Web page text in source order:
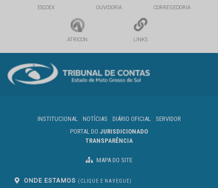
ESCOEX OUVIDORIA CORREGEDORIA
ATRICON LINKS
INSTITUCIONAL NOTÍCIAS DIÁRIO OFICIAL
SERVIDOR
PORTAL DO JURISDICIONADO
TRANSPARÊNCIA
MAPA DO SITE
ONDE ESTAMOS (CLIQUE E NAVEGUE)